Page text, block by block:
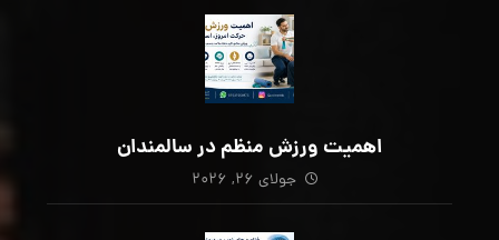
اهمیت ورزش منظم در سالمندان
جولای ۲۶, ۲۰۲۶